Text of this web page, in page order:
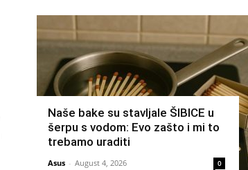
Naše bake su stavljale ŠIBICE u
šerpu s vodom: Evo zašto i mi to
trebamo uraditi
Asus - August 4, 2026 0